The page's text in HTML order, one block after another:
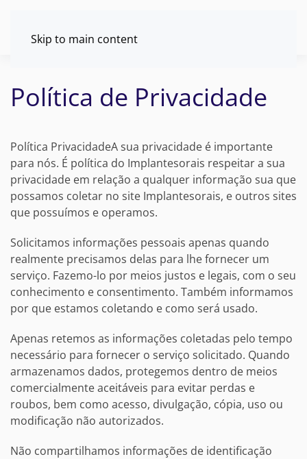
Skip to main content
Política de Privacidade
Política PrivacidadeA sua privacidade é importante
para nós. É política do Implantesorais respeitar a sua
privacidade em relação a qualquer informação sua que
possamos coletar no site Implantesorais, e outros sites
que possuímos e operamos.
Solicitamos informações pessoais apenas quando
realmente precisamos delas para lhe fornecer um
serviço. Fazemo-lo por meios justos e legais, com o seu
conhecimento e consentimento. Também informamos
por que estamos coletando e como será usado.
Apenas retemos as informações coletadas pelo tempo
necessário para fornecer o serviço solicitado. Quando
armazenamos dados, protegemos dentro de meios
comercialmente aceitáveis ​​para evitar perdas e
roubos, bem como acesso, divulgação, cópia, uso ou
modificação não autorizados.
Não compartilhamos informações de identificação